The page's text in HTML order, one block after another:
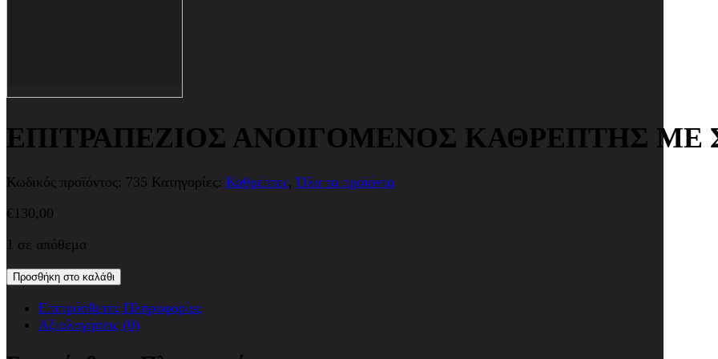
ΕΠΙΤΡΑΠΕΖΙΟΣ ΑΝΟΙΓΟΜΕΝΟΣ ΚΑΘΡΕΠΤΗΣ ΜΕ
Κωδικός προϊόντος: 735 Κατηγορίες: Καθρέπτες,Όλα τα προϊόντα
€ 130,00
1 σε απόθεμα
Προσθήκη στο καλάθι
Επιπρόσθετες Πληροφορίες
Αξιολογήσεις (0)